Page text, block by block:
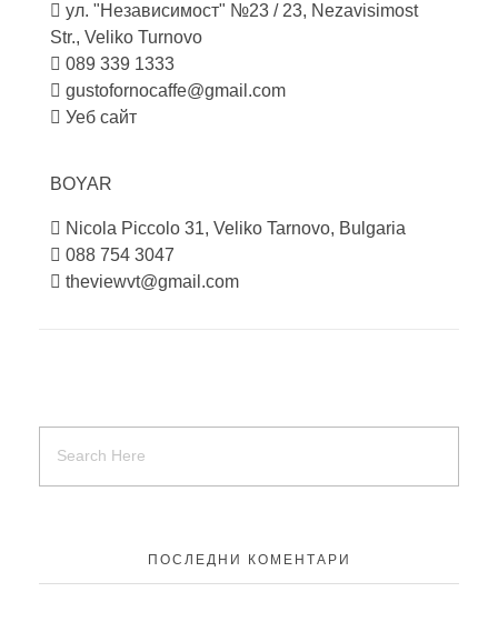
ул. "Независимост" №23 / 23, Nezavisimost
Str., Veliko Turnovo
089 339 1333
gustofornocaffe@gmail.com
Уеб сайт
BOYAR
Nicola Piccolo 31, Veliko Tarnovo, Bulgaria
088 754 3047
theviewvt@gmail.com
ПОСЛЕДНИ КОМЕНТАРИ